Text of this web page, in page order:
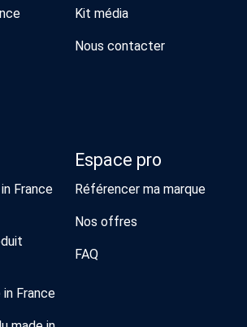
Kit média
Nous contacter
France
France
Espace pro
Référencer ma marque
Nos offres
FAQ